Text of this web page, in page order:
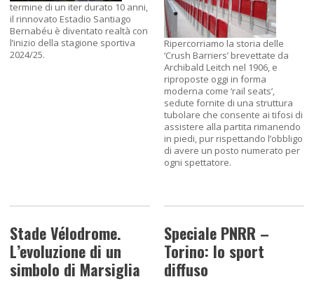
termine di un iter durato 10 anni,
il rinnovato Estadio Santiago
Bernabéu è diventato realtà con
l’inizio della stagione sportiva
2024/25.
Ripercorriamo la storia delle
‘Crush Barriers’ brevettate da
Archibald Leitch nel 1906, e
riproposte oggi in forma
moderna come ‘rail seats’,
sedute fornite di una struttura
tubolare che consente ai tifosi di
assistere alla partita rimanendo
in piedi, pur rispettando l’obbligo
di avere un posto numerato per
ogni spettatore.
Stade Vélodrome.
L’evoluzione di un
simbolo di Marsiglia
Speciale PNRR –
Torino: lo sport
diffuso